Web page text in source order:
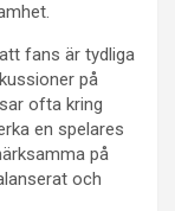
fans är tydliga
på
ofta kring
en spelares
på
och